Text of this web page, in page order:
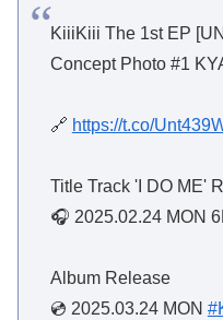
KiiiKiii The 1st EP
Concept Photo #1
🔗 https://t.co/
Title Track 'I DO ME'
🎧 2025.02.24 MON
Album Release
💿 2025.03.24 MON